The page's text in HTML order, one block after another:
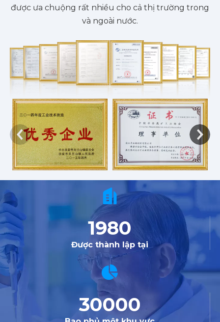
được ưa chuộng rất nhiều cho cả thị trường trong
và ngoài nước.
1980
Được thành lập tại
30000